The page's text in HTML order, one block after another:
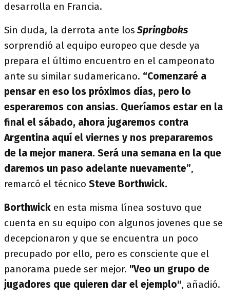
desarrolla en Francia.
Sin duda, la derrota ante los Springboks
sorprendió al equipo europeo que desde ya
prepara el último encuentro en el campeonato
ante su similar sudamericano. “Comenzaré a
pensar en eso los próximos días, pero lo
esperaremos con ansias. Queríamos estar en la
final el sábado, ahora jugaremos contra
Argentina aquí el viernes y nos prepararemos
de la mejor manera. Será una semana en la que
daremos un paso adelante nuevamente”,
remarcó el técnico Steve Borthwick.
Borthwick en esta misma línea sostuvo que
cuenta en su equipo con algunos jovenes que se
decepcionaron y que se encuentra un poco
precupado por ello, pero es consciente que el
panorama puede ser mejor. "Veo un grupo de
jugadores que quieren dar el ejemplo", añadió.